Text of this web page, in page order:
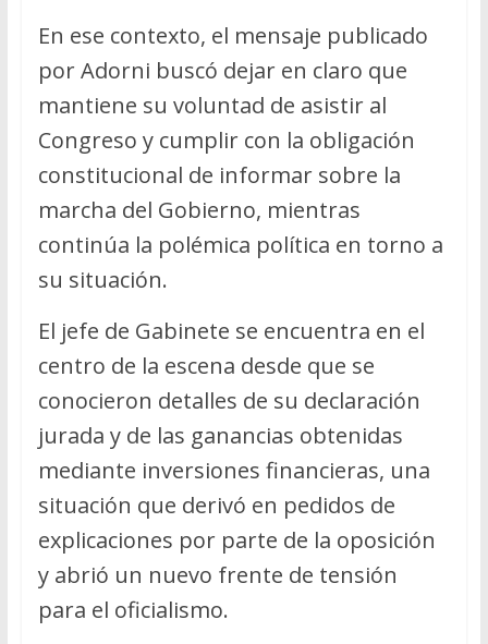
En ese contexto, el mensaje publicado
por Adorni buscó dejar en claro que
mantiene su voluntad de asistir al
Congreso y cumplir con la obligación
constitucional de informar sobre la
marcha del Gobierno, mientras
continúa la polémica política en torno a
su situación.
El jefe de Gabinete se encuentra en el
centro de la escena desde que se
conocieron detalles de su declaración
jurada y de las ganancias obtenidas
mediante inversiones financieras, una
situación que derivó en pedidos de
explicaciones por parte de la oposición
y abrió un nuevo frente de tensión
para el oficialismo.